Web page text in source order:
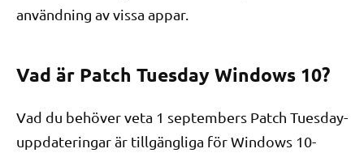
användning av vissa appar.
Vad är Patch Tuesday Windows 10?
Vad du behöver veta 1 septembers Patch Tuesday-
uppdateringar är tillgängliga för Windows 10-